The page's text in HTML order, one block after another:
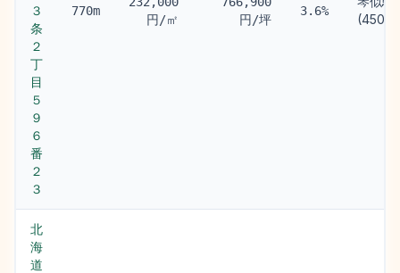
３
条
２
丁
目
５
９
６
番
２
３
770m
円/㎡
円/坪
3.6%
(450m)
北
海
道